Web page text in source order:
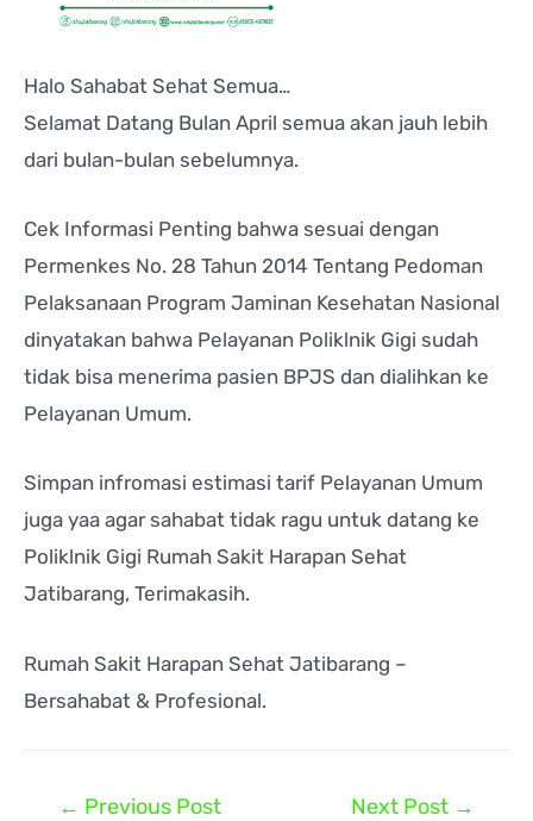
Halo Sahabat Sehat Semua…
Selamat Datang Bulan April semua akan jauh lebih
dari bulan-bulan sebelumnya.
Cek Informasi Penting bahwa sesuai dengan
Permenkes No. 28 Tahun 2014 Tentang Pedoman
Pelaksanaan Program Jaminan Kesehatan Nasional
dinyatakan bahwa Pelayanan Poliklnik Gigi sudah
tidak bisa menerima pasien BPJS dan dialihkan ke
Pelayanan Umum.
Simpan infromasi estimasi tarif Pelayanan Umum
juga yaa agar sahabat tidak ragu untuk datang ke
Poliklnik Gigi Rumah Sakit Harapan Sehat
Jatibarang, Terimakasih.
Rumah Sakit Harapan Sehat Jatibarang –
Bersahabat & Profesional.
← Previous Post Next Post →